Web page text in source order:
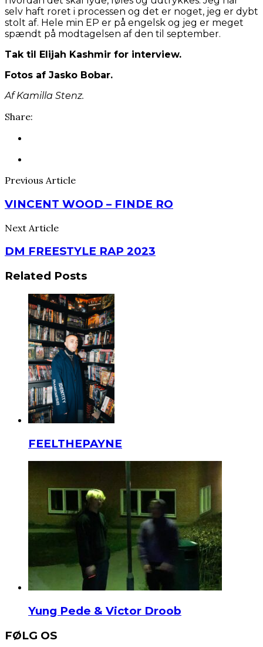
selv haft roret i processen og det er noget, jeg er dybt
stolt af. Hele min EP er på engelsk og jeg er meget
spændt på modtagelsen af den til september.
Tak til Elijah Kashmir for interview.
Fotos af Jasko Bobar.
Af Kamilla Stenz.
Share:
Previous Article
VINCENT WOOD – FINDE RO
Next Article
DM FREESTYLE RAP 2023
Related Posts
FEELTHEPAYNE
Yung Pede & Victor Droob
FØLG OS